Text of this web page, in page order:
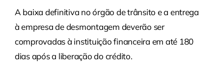
A baixa definitiva no órgão de trânsito e a entrega
à empresa de desmontagem deverão ser
comprovadas à instituição financeira em até 180
dias após a liberação do crédito.